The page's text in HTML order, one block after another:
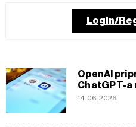
Login/
OpenAI
ChatGPT-a
14.06.2026